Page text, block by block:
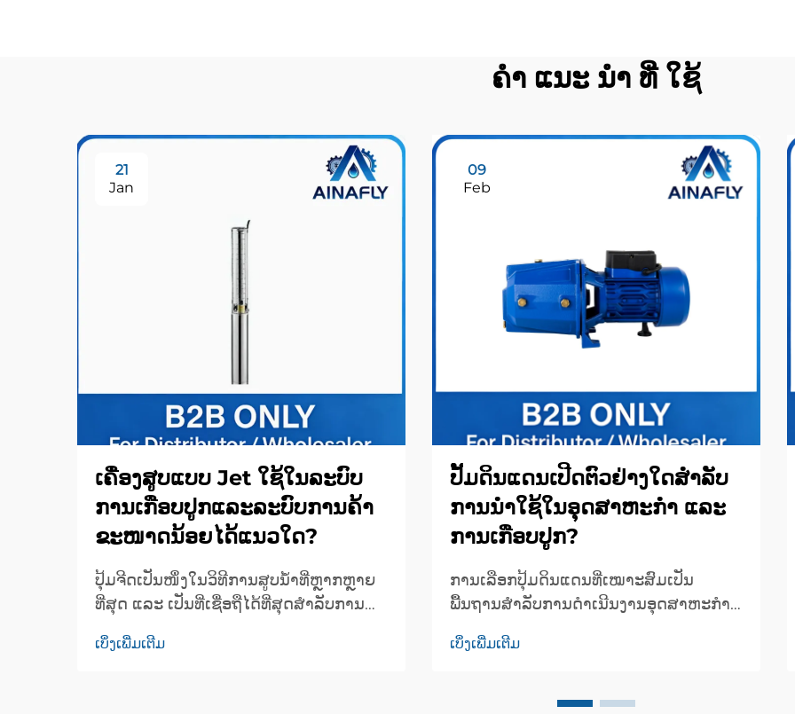
ຄໍາ ແນະ ນໍາ ທີ່ ໃຊ້
21
Jan
ເຄື່ອງສູບແບບ Jet ໃຊ້ໃນລະບົບ
ການເກືອບປູກແລະລະບົບການຄ້າ
ຂະໜາດນ້ອຍໄດ້ແນວໃດ?
ປຸ້ມຈີດເປັນໜຶ່ງໃນວິທີການສູບນ້ຳທີ່ຫຼາກຫຼາຍ
ທີ່ສຸດ ແລະ ເປັນທີ່ເຊື່ອຖືໄດ້ທີ່ສຸດສຳລັບການ
ເຄື່ອງຄ້າຂະໜາດນ້ອຍ. ລະບົບການສູບນ້ຳທີ່
ເບິ່ງເພີ່ມເຕີມ
09
Feb
ປັ້ມດິນແດນເປີດຕົວຢ່າງໃດສຳລັບ
ການນຳໃຊ້ໃນອຸດສາຫະກຳ ແລະ
ການເກືອບປູກ?
ການເລືອກປຸ້ມດິນແດນທີ່ເໝາະສົມເປັນ
ພື້ນຖານສຳລັບການດຳເນີນງານອຸດສາຫະກຳ
ຈະເປັນການຈັດການລະບົບຮົ້ວນ້ຳໃນເຂດທີ່ດິນ
ຂະບວນການຜະລິດທີ່ສຳຄັນ, ການເຂົ້າໃຈ ...
ເບິ່ງເພີ່ມເຕີມ